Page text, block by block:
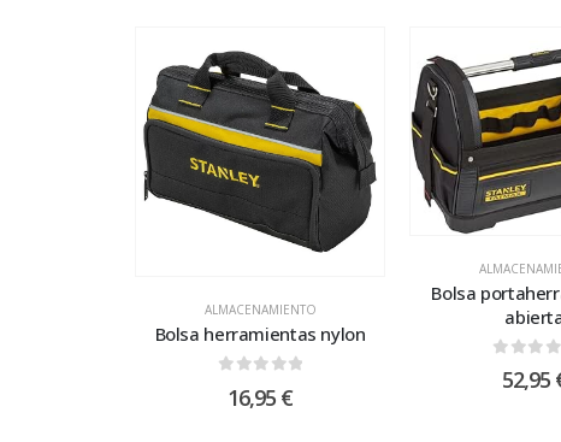
ALMACENAMIENTO
Bolsa herramientas nylon
16,95 €
Bolsa
52,95